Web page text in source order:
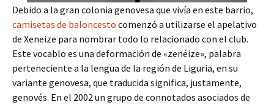
Debido a la gran colonia genovesa que vivía en este barrio,
camisetas de baloncesto comenzó a utilizarse el apelativo
de Xeneize para nombrar todo lo relacionado con el club.
Este vocablo es una deformación de «zenéize», palabra
perteneciente a la lengua de la región de Liguria, en su
variante genovesa, que traducida significa, justamente,
genovés. En el 2002 un grupo de connotados asociados de